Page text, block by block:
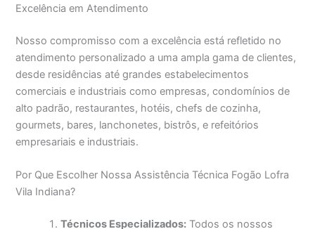
Excelência em Atendimento
Nosso compromisso com a excelência está refletido no
atendimento personalizado a uma ampla gama de clientes,
desde residências até grandes estabelecimentos
comerciais e industriais como empresas, condomínios de
alto padrão, restaurantes, hotéis, chefs de cozinha,
gourmets, bares, lanchonetes, bistrôs, e refeitórios
empresariais e industriais.
Por Que Escolher Nossa Assistência Técnica Fogão Lofra
Vila Indiana?
Técnicos Especializados: Todos os nossos